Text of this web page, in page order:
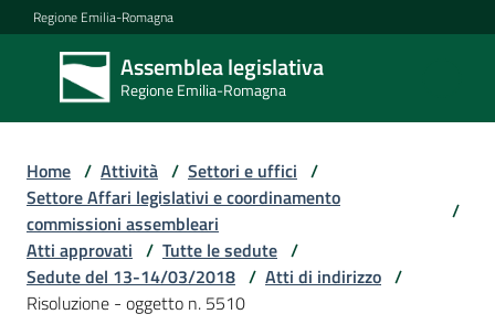
Vai al contenuto
Vai alla navigazione
Vai al footer
Regione Emilia-Romagna
Assemblea legislativa
Regione Emilia-Romagna
Assemblea
legislativa
Regione Emilia-
Assemblea
Home / Attività / Settori e uffici /
Settore Affari legislativi e coordinamento
commissioni assembleari
/
Atti approvati / Tutte le sedute /
Sedute del 13-14/03/2018 / Atti di indirizzo /
Risoluzione - oggetto n. 5510